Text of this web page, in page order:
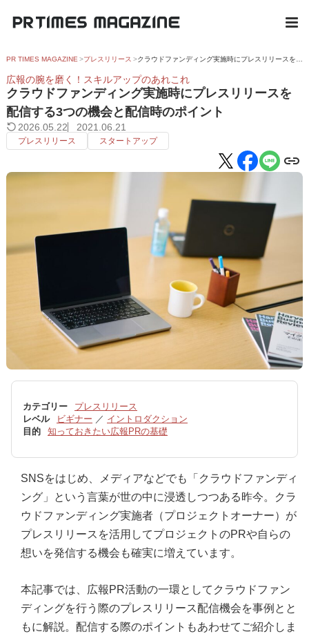
PR TIMES MAGAZINE プレスリリース
広報の腕を磨く！スキルアップのあれこれ
クラウドファンディング実施時にプレスリリースを
配信する3つの機会と配信時のポイント
2026.05.22 2021.06.21
プレスリリース スタートアップ
カテゴリー
プレスリリース
レベル
ビギナー ／ イントロダクション
目的
知っておきたい広報PRの基礎
SNSをはじめ、メディアなどでも「クラウドファンディ
ング」という言葉が世の中に浸透しつつある昨今。クラ
ウドファンディング実施者（プロジェクトオーナー）が
プレスリリースを活用してプロジェクトのPRや自らの
想いを発信する機会も確実に増えています。
本記事では、広報PR活動の一環としてクラウドファン
ディングを行う際のプレスリリース配信機会を事例とと
もに解説。配信する際のポイントもあわせてご紹介しま